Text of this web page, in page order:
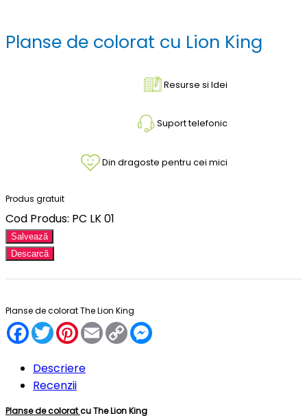
Planse de colorat cu Lion King
Resurse si Idei
Suport telefonic
Din dragoste pentru cei mici
Produs gratuit
Cod Produs: PC LK 01
Salvează
Descarcă
Planse de colorat The Lion King
Facebook
TwitterPinterest
EmailCopy
Link
Descriere
Recenzii
Planse de coloratcu The Lion King